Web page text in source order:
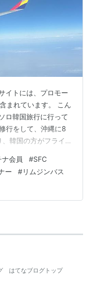
イトには、プロモー
まれています。 こん
ロ韓国旅行に行って
行をして、沖縄に8
韓国の方がフライト
国は便数も多いし、
るようになりたい
、フライト、現地の
など、おばちゃんが
ナ会員 #SFC
ー #リムジンバス
はてなブログトップ